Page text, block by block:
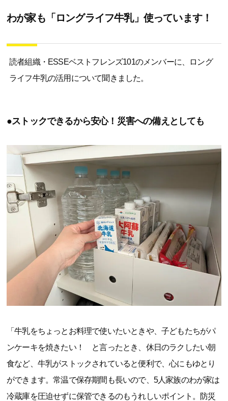
わが家も「ロングライフ牛乳」使っています！
読者組織・ESSEベストフレンズ101のメンバーに、ロング
ライフ牛乳の活用について聞きました。
●ストックできるから安心！災害への備えとしても
「牛乳をちょっとお料理で使いたいときや、子どもたちがパ
ンケーキを焼きたい！ と言ったとき、休日のラクしたい朝
食など、牛乳がストックされていると便利で、心にもゆとり
ができます。常温で保存期間も長いので、5人家族のわが家は
冷蔵庫を圧迫せずに保管できるのもうれしいポイント。防災